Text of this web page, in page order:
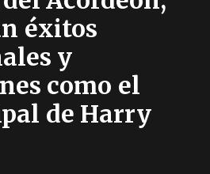
éxitos
y
como el
de Harry